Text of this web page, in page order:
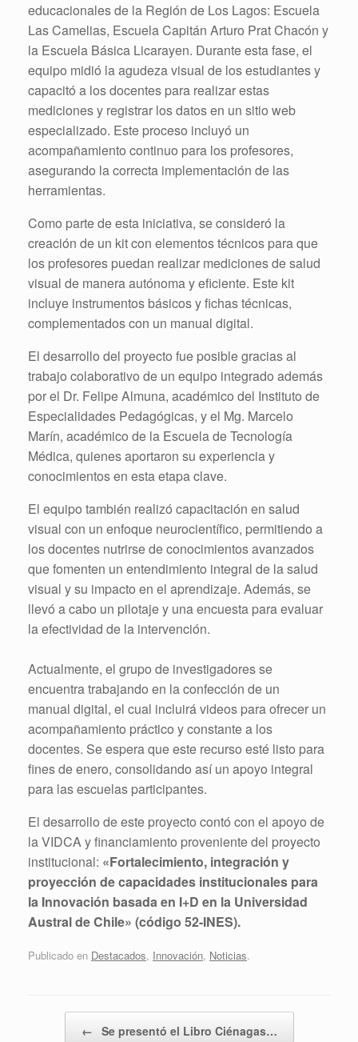
educacionales de la Región de Los Lagos: Escuela
Las Camelias, Escuela Capitán Arturo Prat Chacón y
la Escuela Básica Licarayen. Durante esta fase, el
equipo midió la agudeza visual de los estudiantes y
capacitó a los docentes para realizar estas
mediciones y registrar los datos en un sitio web
especializado. Este proceso incluyó un
acompañamiento continuo para los profesores,
asegurando la correcta implementación de las
herramientas.
Como parte de esta iniciativa, se consideró la
creación de un kit con elementos técnicos para que
los profesores puedan realizar mediciones de salud
visual de manera autónoma y eficiente. Este kit
incluye instrumentos básicos y fichas técnicas,
complementados con un manual digital.
El desarrollo del proyecto fue posible gracias al
trabajo colaborativo de un equipo integrado además
por el Dr. Felipe Almuna, académico del Instituto de
Especialidades Pedagógicas, y el Mg. Marcelo
Marín, académico de la Escuela de Tecnología
Médica, quienes aportaron su experiencia y
conocimientos en esta etapa clave.
El equipo también realizó capacitación en salud
visual con un enfoque neurocientífico, permitiendo a
los docentes nutrirse de conocimientos avanzados
que fomenten un entendimiento integral de la salud
visual y su impacto en el aprendizaje. Además, se
llevó a cabo un pilotaje y una encuesta para evaluar
la efectividad de la intervención.
Actualmente, el grupo de investigadores se
encuentra trabajando en la confección de un
manual digital, el cual incluirá videos para ofrecer un
acompañamiento práctico y constante a los
docentes. Se espera que este recurso esté listo para
fines de enero, consolidando así un apoyo integral
para las escuelas participantes.
El desarrollo de este proyecto contó con el apoyo de
la VIDCA y financiamiento proveniente del proyecto
institucional: «Fortalecimiento, integración y
proyección de capacidades institucionales para
la Innovación basada en I+D en la Universidad
Austral de Chile» (código 52-INES).
Publicado en Destacados, Innovación, Noticias.
← Se presentó el Libro Ciénagas…